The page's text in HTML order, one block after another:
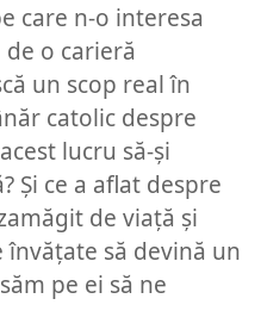
care n-o interesa
o carieră
un scop real în
catolic despre
lucru să-şi
Şi ce a aflat despre
de viaţă şi
să devină un
pe ei să ne